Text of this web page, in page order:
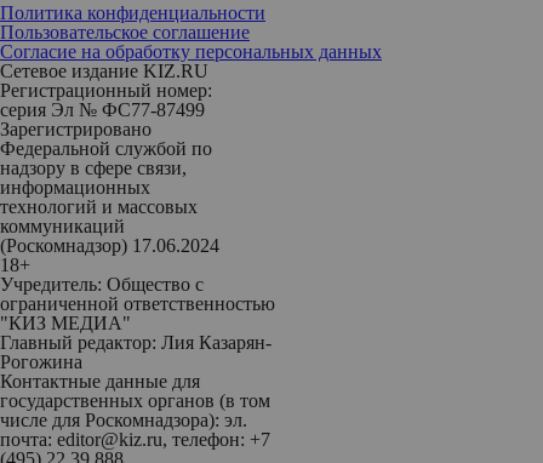
Политика конфиденциальности
Пользовательское соглашение
Согласие на обработку персональных данных
Сетевое издание KIZ.RU
Регистрационный номер:
серия Эл № ФС77-87499
Зарегистрировано
Федеральной службой по
надзору в сфере связи,
информационных
технологий и массовых
коммуникаций
(Роскомнадзор) 17.06.2024
18+
Учредитель: Общество с
ограниченной ответственностью
"КИЗ МЕДИА"
Главный редактор: Лия Казарян-
Рогожина
Контактные данные для
государственных органов (в том
числе для Роскомнадзора): эл.
почта: editor@kiz.ru, телефон: +7
(495) 22 39 888